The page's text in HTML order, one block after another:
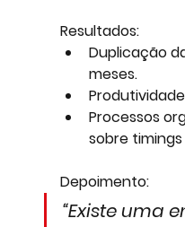
Resultados:
Duplicação
meses.
Processos
sobre
Depoimento:
“Existe uma